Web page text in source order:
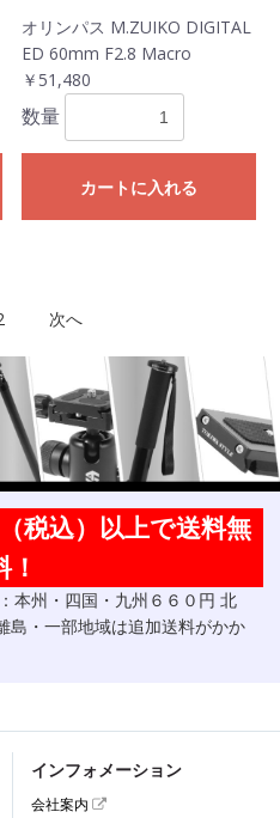
オリンパス M.ZUIKO DIGITAL
ED 60mm F2.8 Macro
￥51,480
数量
カートに入れる
次へ
税込）以上で送料無
！
本州・四国・九州６６０円 北
・一部地域は追加送料がかか
インフォメーション
会社案内